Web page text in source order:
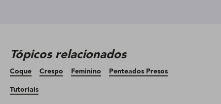
Tópicos relacionados
Coque Crespo Feminino
Penteados Presos
Tutoriais